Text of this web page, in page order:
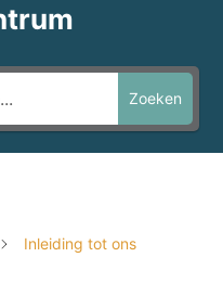
Zoeken
Inleiding tot ons